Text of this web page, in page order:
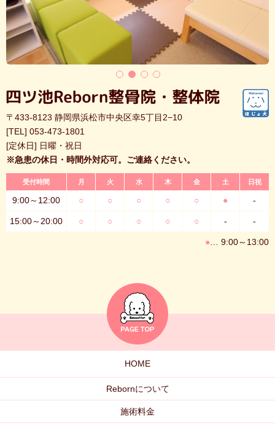
〒433-8123 静岡県浜松市中央区幸5丁目2−10
[TEL] 053-473-1801
[定休日] 日曜・祝日
※急患の休日・時間外対応可。ご連絡ください。
受付時間 月 火 水 木 金 土 日祝
9:00～12:00 ○ ○ ○ ○ ○ ● -
15:00～20:00 ○ ○ ○ ○ ○ - -
● … 9:00～13:00
HOME
Rebornについて
施術料金